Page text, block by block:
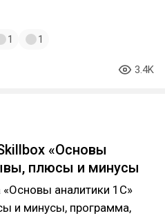
1 1
3.4K
«Основы
плюсы и минусы
аналитики 1С»
и минусы, программа,